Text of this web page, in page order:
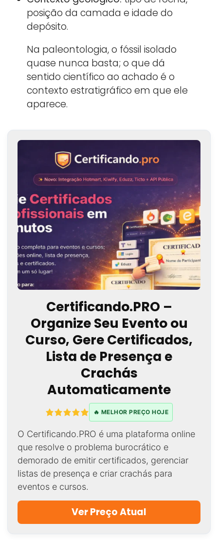
posição da camada e idade do
depósito.
Na paleontologia, o fóssil isolado
quase nunca basta; o que dá
sentido científico ao achado é o
contexto estratigráfico em que ele
aparece.
Certificando.PRO –
Organize Seu Evento ou
Curso, Gere Certificados,
Lista de Presença e
Crachás
Automaticamente
🔥 MELHOR PREÇO HOJE
O Certificando.PRO é uma plataforma online
que resolve o problema burocrático e
demorado de emitir certificados, gerenciar
listas de presença e criar crachás para
eventos e cursos.
Ver Preço Atual